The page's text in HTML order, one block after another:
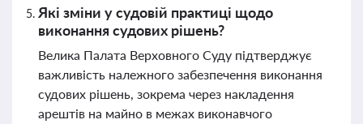
Які зміни у судовій практиці щодо
виконання судових рішень?
Велика Палата Верховного Суду підтверджує
важливість належного забезпечення виконання
судових рішень, зокрема через накладення
арештів на майно в межах виконавчого